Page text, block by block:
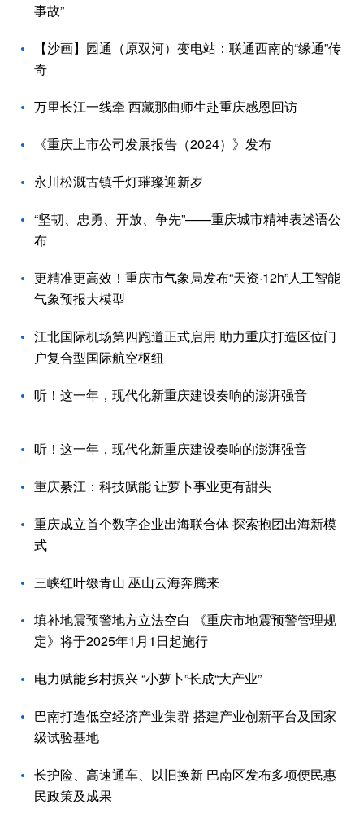
事故”
【沙画】园通（原双河）变电站：联通西南的“缘通”传
奇
万里长江一线牵 西藏那曲师生赴重庆感恩回访
《重庆上市公司发展报告（2024）》发布
永川松溉古镇千灯璀璨迎新岁
“坚韧、忠勇、开放、争先”——重庆城市精神表述语公
布
更精准更高效！重庆市气象局发布“天资·12h”人工智能
气象预报大模型
江北国际机场第四跑道正式启用 助力重庆打造区位门
户复合型国际航空枢纽
听！这一年，现代化新重庆建设奏响的澎湃强音
听！这一年，现代化新重庆建设奏响的澎湃强音
重庆綦江：科技赋能 让萝卜事业更有甜头
重庆成立首个数字企业出海联合体 探索抱团出海新模
式
三峡红叶缀青山 巫山云海奔腾来
填补地震预警地方立法空白 《重庆市地震预警管理规
定》将于2025年1月1日起施行
电力赋能乡村振兴 “小萝卜”长成“大产业”
巴南打造低空经济产业集群 搭建产业创新平台及国家
级试验基地
长护险、高速通车、以旧换新 巴南区发布多项便民惠
民政策及成果